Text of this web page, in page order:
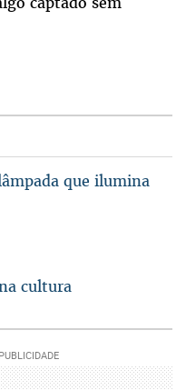
que ilumina
cultura